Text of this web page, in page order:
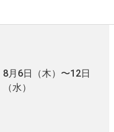
8月6日（木）〜12日
（水）